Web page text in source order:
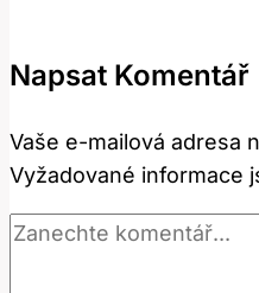
jak
tento
výraz
Napsat Komentář
Vaše e-mailová adresa
Vyžadované informace